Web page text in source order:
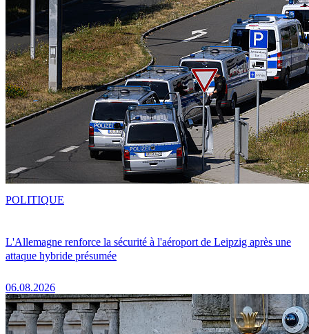
L'Allemagne renforce la sécurité à l'aéroport de Leipzig après une
attaque hybride présumée
06.08.2026
POLITIQUE